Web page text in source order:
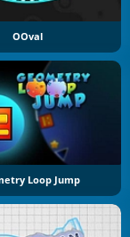
OOval
Loop Jump